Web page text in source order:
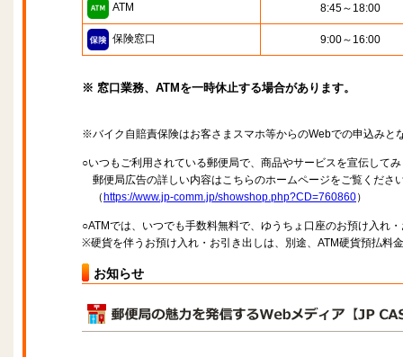
ATM 8:45～18:00
保険窓口 9:00～16:00
※ 窓口業務、ATMを一時休止する場合があります。
※バイク自賠責保険はお客さまスマホ等からのWebでの申込みと
○いつもご利用されている郵便局で、商品やサービスを宣伝して
郵便局広告の詳しい内容はこちらのホームページをご覧くださ
（ https://www.jp-comm.jp/showshop.php?CD=760860）
○ATMでは、いつでも手数料無料で、ゆうちょ口座のお預け入れ
※硬貨を伴うお預け入れ・お引き出しは、別途、ATM硬貨預払料
お知らせ